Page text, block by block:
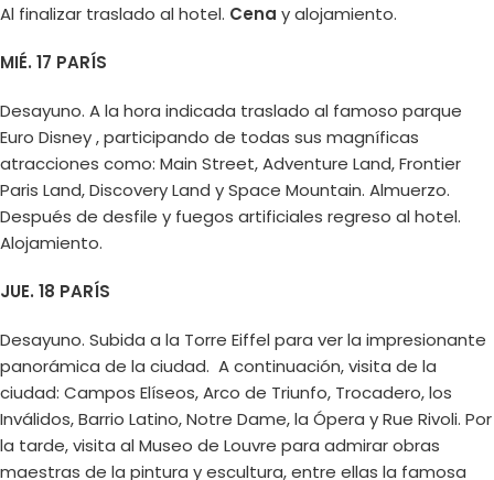
Al finalizar traslado al hotel. Cena y alojamiento.
MIÉ. 17 PARÍS
Desayuno. A la hora indicada traslado al famoso parque
Euro Disney , participando de todas sus magníficas
atracciones como: Main Street, Adventure Land, Frontier
Paris Land, Discovery Land y Space Mountain. Almuerzo.
Después de desfile y fuegos artificiales regreso al hotel.
Alojamiento.
JUE. 18 PARÍS
Desayuno. Subida a la Torre Eiffel para ver la impresionante
panorámica de la ciudad. A continuación, visita de la
ciudad: Campos Elíseos, Arco de Triunfo, Trocadero, los
Inválidos, Barrio Latino, Notre Dame, la Ópera y Rue Rivoli. Por
la tarde, visita al Museo de Louvre para admirar obras
maestras de la pintura y escultura, entre ellas la famosa